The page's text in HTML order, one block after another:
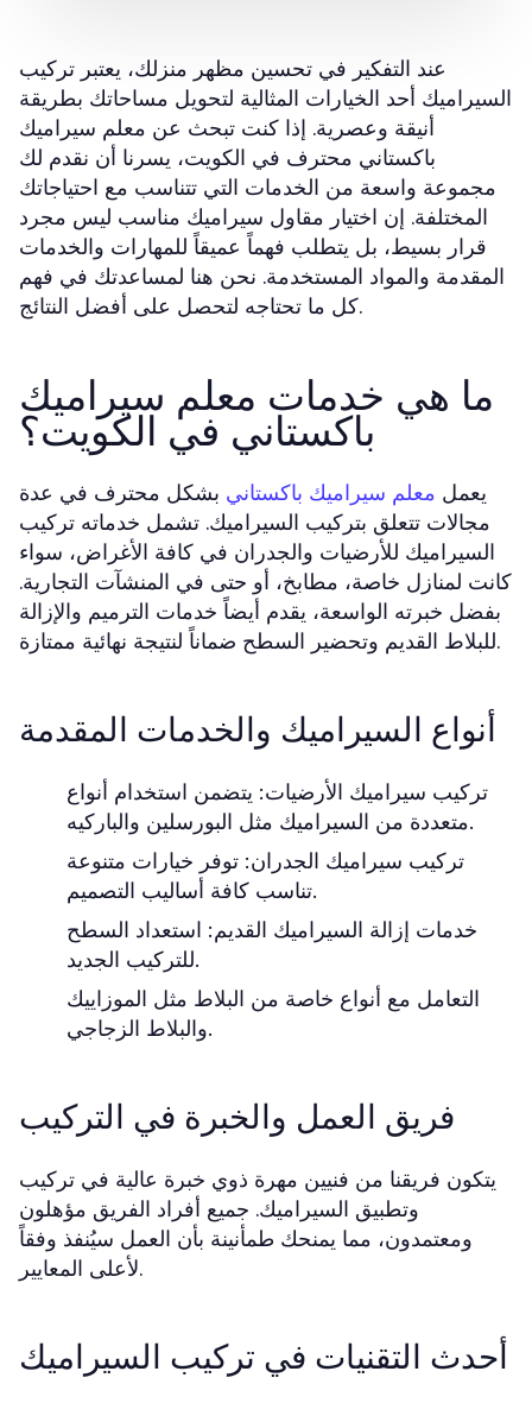
عند التفكير في تحسين مظهر منزلك، يعتبر تركيب
السيراميك أحد الخيارات المثالية لتحويل مساحاتك بطريقة
أنيقة وعصرية. إذا كنت تبحث عن معلم سيراميك
باكستاني محترف في الكويت، يسرنا أن نقدم لك
مجموعة واسعة من الخدمات التي تتناسب مع احتياجاتك
المختلفة. إن اختيار مقاول سيراميك مناسب ليس مجرد
قرار بسيط، بل يتطلب فهماً عميقاً للمهارات والخدمات
المقدمة والمواد المستخدمة. نحن هنا لمساعدتك في فهم
كل ما تحتاجه لتحصل على أفضل النتائج.
ما هي خدمات معلم سيراميك
باكستاني في الكويت؟
يعمل معلم سيراميك باكستاني بشكل محترف في عدة
مجالات تتعلق بتركيب السيراميك. تشمل خدماته تركيب
السيراميك للأرضيات والجدران في كافة الأغراض، سواء
كانت لمنازل خاصة، مطابخ، أو حتى في المنشآت التجارية.
بفضل خبرته الواسعة، يقدم أيضاً خدمات الترميم والإزالة
للبلاط القديم وتحضير السطح ضماناً لنتيجة نهائية ممتازة.
أنواع السيراميك والخدمات المقدمة
تركيب سيراميك الأرضيات: يتضمن استخدام أنواع
متعددة من السيراميك مثل البورسلين والباركيه.
تركيب سيراميك الجدران: توفر خيارات متنوعة
تناسب كافة أساليب التصميم.
خدمات إزالة السيراميك القديم: استعداد السطح
للتركيب الجديد.
التعامل مع أنواع خاصة من البلاط مثل الموزاييك
والبلاط الزجاجي.
فريق العمل والخبرة في التركيب
يتكون فريقنا من فنيين مهرة ذوي خبرة عالية في تركيب
وتطبيق السيراميك. جميع أفراد الفريق مؤهلون
ومعتمدون، مما يمنحك طمأنينة بأن العمل سيُنفذ وفقاً
لأعلى المعايير.
أحدث التقنيات في تركيب السيراميك